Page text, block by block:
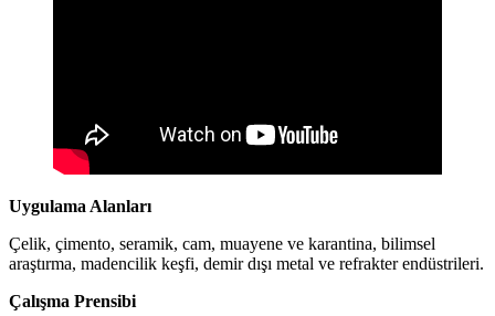
Uygulama Alanları
Çelik, çimento, seramik, cam, muayene ve karantina, bilimsel
araştırma, madencilik keşfi, demir dışı metal ve refrakter endüstrileri.
Çalışma Prensibi